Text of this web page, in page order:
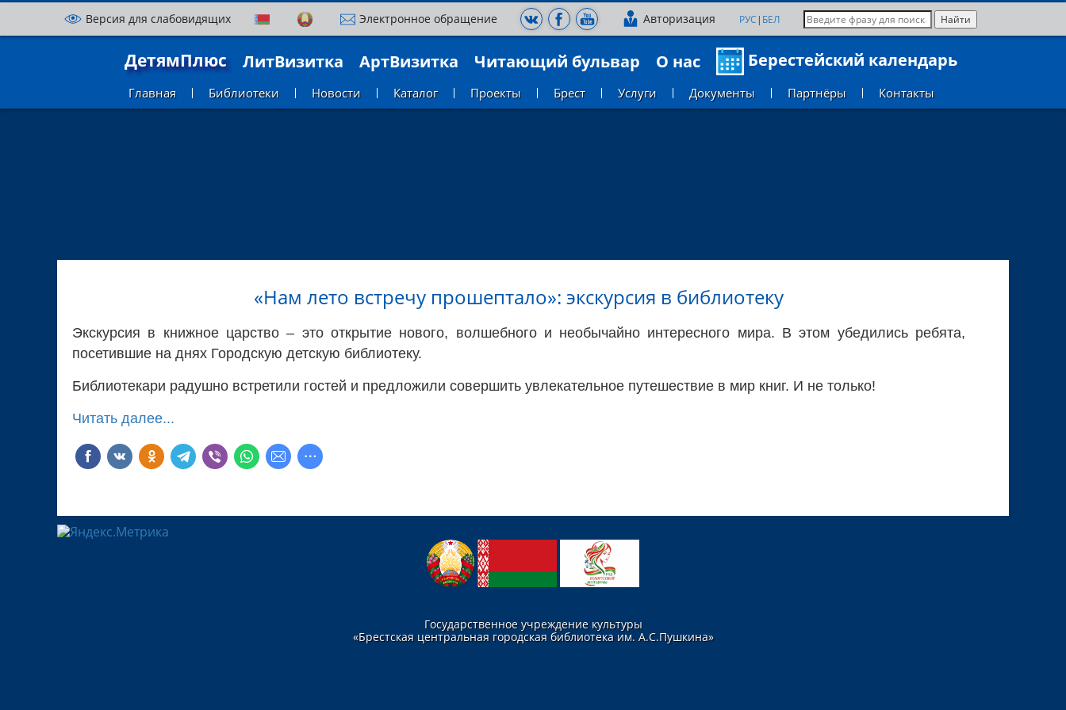
Версия для слабовидящих Электронное обращение Авторизация РУС | БЕЛ
ДетямПлюс ЛитВизитка АртВизитка Читающий бульвар О нас Берестейский календарь
Главная Библиотеки Новости Каталог Проекты Брест Услуги Документы Партнёры Контакты
«Нам лето встречу прошептало»: экскурсия в библиотеку
Экскурсия в книжное царство – это открытие нового, волшебного и необычайно интересного мира. В этом убедились ребята,
посетившие на днях Городскую детскую библиотеку.
Библиотекари радушно встретили гостей и предложили совершить увлекательное путешествие в мир книг. И не только!
Читать далее...
Государственное учреждение культуры
«Брестская центральная городская библиотека им. А.С.Пушкина»